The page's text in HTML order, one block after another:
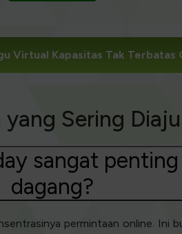
Virtual Kapasitas Tak Terbatas
yang Sering
sangat
dagang?
permintaan online. Ini